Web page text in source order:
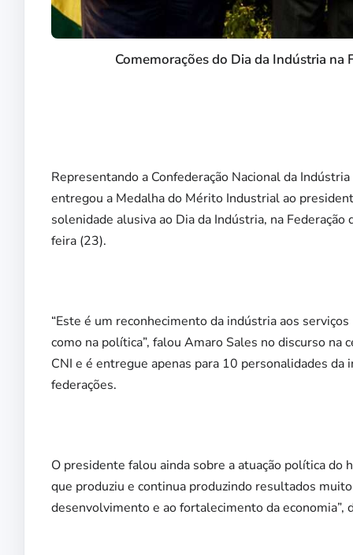
Comemorações do Dia da Indústria na
Representando a Confederação Nacional da
entregou a Medalha do Mérito Industrial ao
solenidade alusiva ao Dia da Indústria, na
feira (23).
“Este é um reconhecimento da indústria aos
como na política”, falou Amaro Sales no discurso na
CNI e é entregue apenas para 10 personalidades
federações.
O presidente falou ainda sobre a atuação política do
que produziu e continua produzindo resultados
desenvolvimento e ao fortalecimento da economia”,